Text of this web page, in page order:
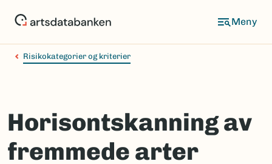
Risikokategorier og kriterier
Horisontskanning av
fremmede arter